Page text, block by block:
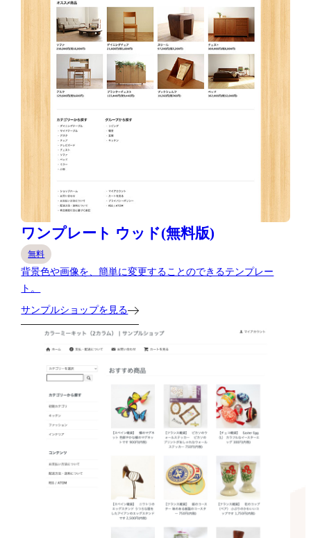
ワンプレート ウッド(無料版)
無料
背景色や画像を、簡単に変更することのできるテンプレー
ト。
サンプルショップを見る